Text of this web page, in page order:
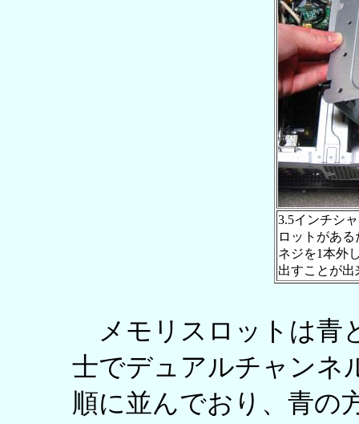
3.5インチシ
ロットがあ
ネジを1本外
出すことが出
メモリスロットは青
士でデュアルチャンネ
順に並んでおり、青の